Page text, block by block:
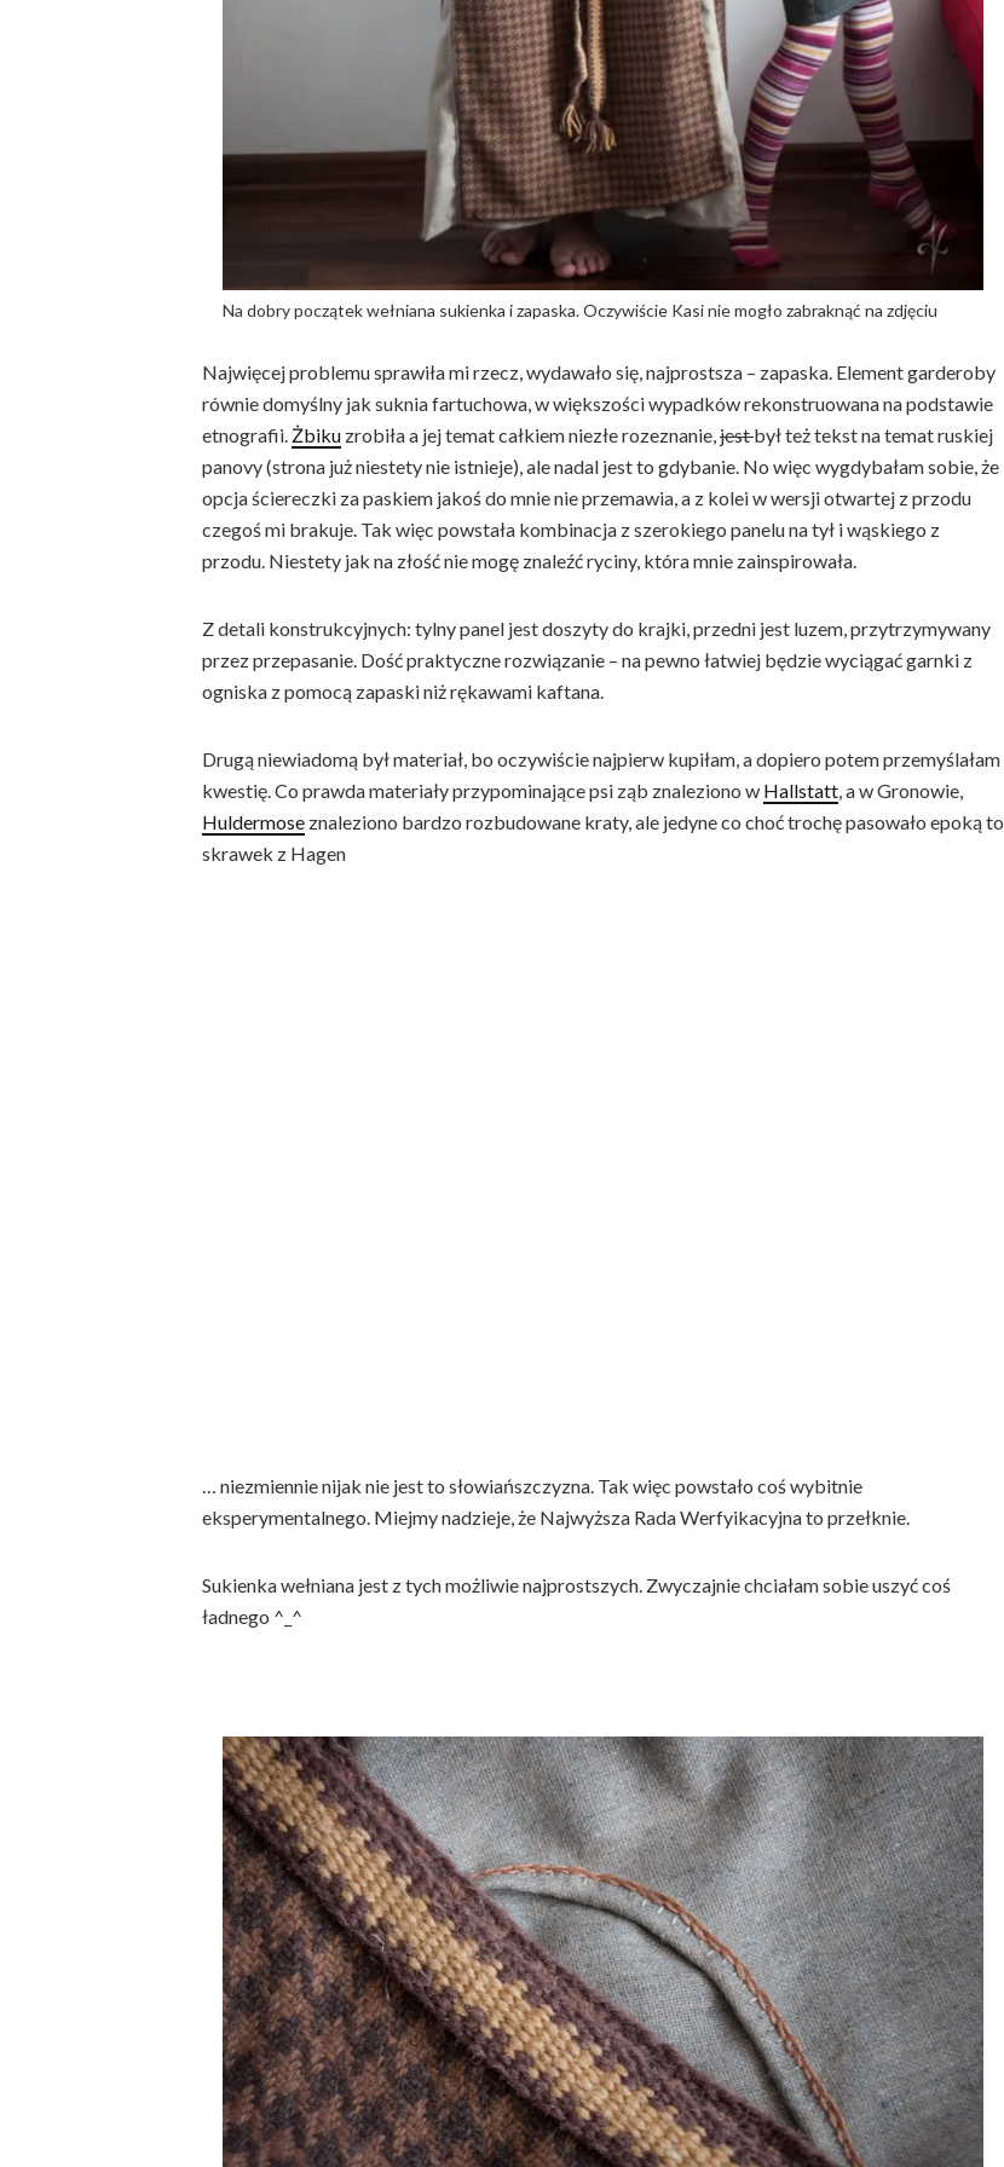
Na dobry początek wełniana sukienka i zapaska. Oczywiście Kasi nie mogło zabraknąć na zdjęciu
Najwięcej problemu sprawiła mi rzecz, wydawało się, najprostsza – zapaska. Element garderoby
równie domyślny jak suknia fartuchowa, w większości wypadków rekonstruowana na podstawie
etnografii. Żbiku zrobiła a jej temat całkiem niezłe rozeznanie,jestbył też tekst na temat ruskiej
panovy (strona już niestety nie istnieje), ale nadal jest to gdybanie. No więc wygdybałam sobie, że
opcja ściereczki za paskiem jakoś do mnie nie przemawia, a z kolei w wersji otwartej z przodu
czegoś mi brakuje. Tak więc powstała kombinacja z szerokiego panelu na tył i wąskiego z
przodu. Niestety jak na złość nie mogę znaleźć ryciny, która mnie zainspirowała.
Z detali konstrukcyjnych: tylny panel jest doszyty do krajki, przedni jest luzem, przytrzymywany
przez przepasanie. Dość praktyczne rozwiązanie – na pewno łatwiej będzie wyciągać garnki z
ogniska z pomocą zapaski niż rękawami kaftana.
Drugą niewiadomą był materiał, bo oczywiście najpierw kupiłam, a dopiero potem przemyślałam
kwestię. Co prawda materiały przypominające psi ząb znaleziono w Hallstatt, a w Gronowie,
Huldermose znaleziono bardzo rozbudowane kraty, ale jedyne co choć trochę pasowało epoką to
skrawek z Hagen
… niezmiennie nijak nie jest to słowiańszczyzna. Tak więc powstało coś wybitnie
eksperymentalnego. Miejmy nadzieje, że Najwyższa Rada Werfyikacyjna to przełknie.
Sukienka wełniana jest z tych możliwie najprostszych. Zwyczajnie chciałam sobie uszyć coś
ładnego ^_^